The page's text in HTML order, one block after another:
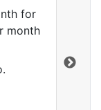
for
month